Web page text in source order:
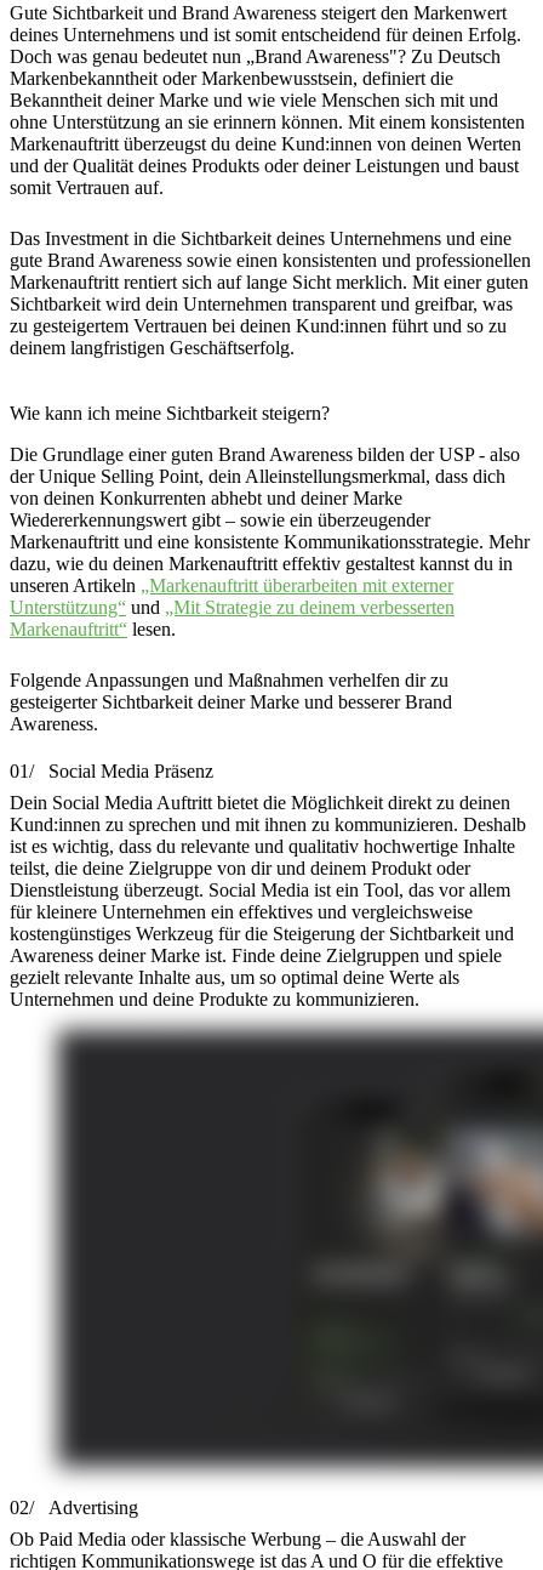
Gute Sichtbarkeit und Brand Awareness steigert den Markenwert
deines Unternehmens und ist somit entscheidend für deinen Erfolg.
Doch was genau bedeutet nun „Brand Awareness"? Zu Deutsch
Markenbekanntheit oder Markenbewusstsein, definiert die
Bekanntheit deiner Marke und wie viele Menschen sich mit und
ohne Unterstützung an sie erinnern können. Mit einem konsistenten
Markenauftritt überzeugst du deine Kund:innen von deinen Werten
und der Qualität deines Produkts oder deiner Leistungen und baust
somit Vertrauen auf.
Das Investment in die Sichtbarkeit deines Unternehmens und eine
gute Brand Awareness sowie einen konsistenten und professionellen
Markenauftritt rentiert sich auf lange Sicht merklich. Mit einer guten
Sichtbarkeit wird dein Unternehmen transparent und greifbar, was
zu gesteigertem Vertrauen bei deinen Kund:innen führt und so zu
deinem langfristigen Geschäftserfolg.
Wie kann ich meine Sichtbarkeit steigern?
Die Grundlage einer guten Brand Awareness bilden der USP - also
der Unique Selling Point, dein Alleinstellungsmerkmal, dass dich
von deinen Konkurrenten abhebt und deiner Marke
Wiedererkennungswert gibt – sowie ein überzeugender
Markenauftritt und eine konsistente Kommunikationsstrategie. Mehr
dazu, wie du deinen Markenauftritt effektiv gestaltest kannst du in
unseren Artikeln „Markenauftritt überarbeiten mit externer
Unterstützung“ und „Mit Strategie zu deinem verbesserten
Markenauftritt“ lesen.
Folgende Anpassungen und Maßnahmen verhelfen dir zu
gesteigerter Sichtbarkeit deiner Marke und besserer Brand
Awareness.
01/ Social Media Präsenz
Dein Social Media Auftritt bietet die Möglichkeit direkt zu deinen
Kund:innen zu sprechen und mit ihnen zu kommunizieren. Deshalb
ist es wichtig, dass du relevante und qualitativ hochwertige Inhalte
teilst, die deine Zielgruppe von dir und deinem Produkt oder
Dienstleistung überzeugt. Social Media ist ein Tool, das vor allem
für kleinere Unternehmen ein effektives und vergleichsweise
kostengünstiges Werkzeug für die Steigerung der Sichtbarkeit und
Awareness deiner Marke ist. Finde deine Zielgruppen und spiele
gezielt relevante Inhalte aus, um so optimal deine Werte als
Unternehmen und deine Produkte zu kommunizieren.
02/ Advertising
Ob Paid Media oder klassische Werbung – die Auswahl der
richtigen Kommunikationswege ist das A und O für die effektive